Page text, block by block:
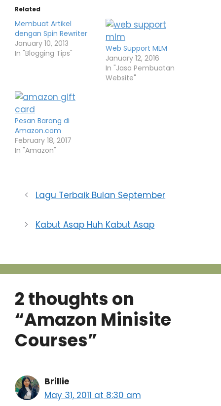
Related
Membuat Artikel
dengan Spin Rewriter
January 10, 2013
In "Blogging Tips"
Web Support MLM
January 12, 2016
In "Jasa Pembuatan
Website"
Pesan Barang di
Amazon.com
February 18, 2017
In "Amazon"
Lagu Terbaik Bulan September
Kabut Asap Huh Kabut Asap
2 thoughts on
“Amazon Minisite
Courses”
Brillie
May 31, 2011 at 8:30 am